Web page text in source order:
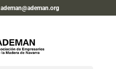
ademan@ademan.org